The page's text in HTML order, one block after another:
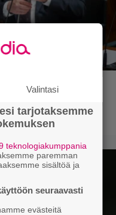
jäänyt
spraypullo
ei kiinnosta
Valintasi
tarjotaksemme
teknologiakumppania
paremman
sisältöä ja
seuraavasti
evästeitä